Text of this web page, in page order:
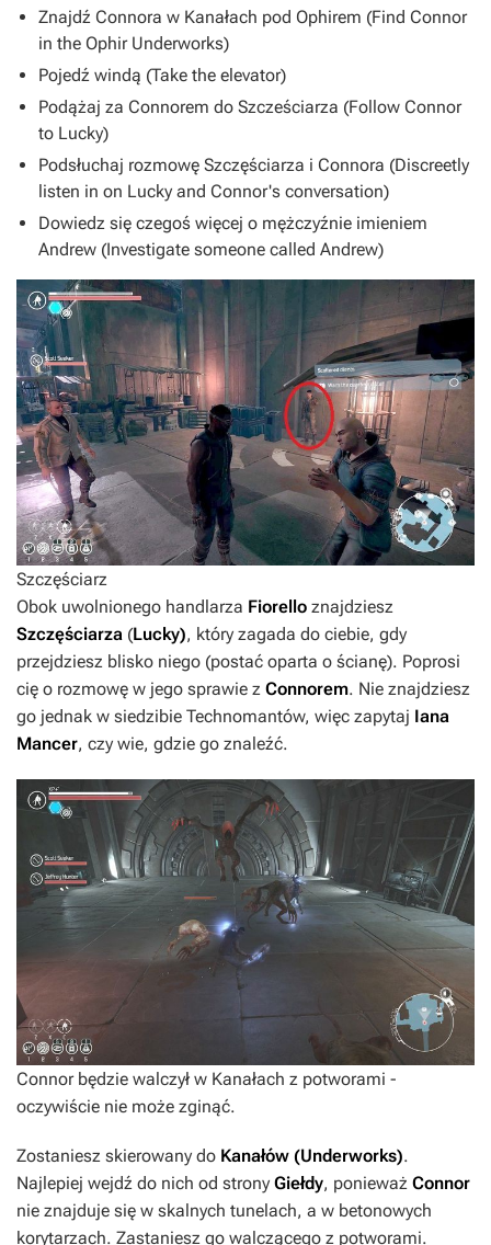
Znajdź Connora w Kanałach pod Ophirem (Find Connor
in the Ophir Underworks)
Pojedź windą (Take the elevator)
Podążaj za Connorem do Szcześciarza (Follow Connor
to Lucky)
Podsłuchaj rozmowę Szczęściarza i Connora (Discreetly
listen in on Lucky and Connor's conversation)
Dowiedz się czegoś więcej o mężczyźnie imieniem
Andrew (Investigate someone called Andrew)
Szczęściarz
Obok uwolnionego handlarza Fiorello znajdziesz
Szczęściarza (Lucky), który zagada do ciebie, gdy
przejdziesz blisko niego (postać oparta o ścianę). Poprosi
cię o rozmowę w jego sprawie z Connorem. Nie znajdziesz
go jednak w siedzibie Technomantów, więc zapytaj Iana
Mancer, czy wie, gdzie go znaleźć.
Connor będzie walczył w Kanałach z potworami -
oczywiście nie może zginąć.
Zostaniesz skierowany do Kanałów (Underworks).
Najlepiej wejdź do nich od strony Giełdy, ponieważ Connor
nie znajduje się w skalnych tunelach, a w betonowych
korytarzach. Zastaniesz go walczącego z potworami.